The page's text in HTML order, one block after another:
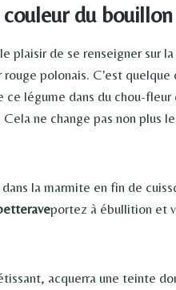
du bouillon
plaisir de se renseigner sur
polonais. C'est quelque
ce légume dans du chou-fleur
ne change pas non plus
la marmite en fin de
portez à ébullition et
acquerra une teinte